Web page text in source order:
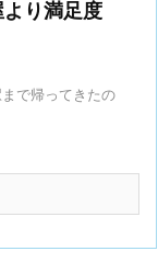
り満足度
で帰ってきたの